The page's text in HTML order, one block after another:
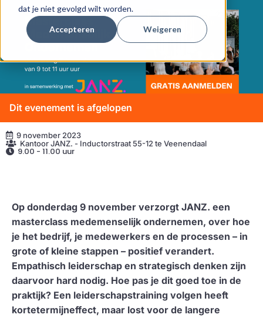
dat je niet gevolgd wilt worden.
Accepteren Weigeren
Dit evenement is afgelopen
9 november 2023
Kantoor JANZ. - Inductorstraat 55-12 te Veenendaal
9.00 - 11.00 uur
Op donderdag 9 november verzorgt JANZ. een
masterclass medemenselijk ondernemen, over hoe
je het bedrijf, je medewerkers en de processen – in
grote of kleine stappen – positief verandert.
Empathisch leiderschap en strategisch denken zijn
daarvoor hard nodig. Hoe pas je dit goed toe in de
praktijk? Een leiderschapstraining volgen heeft
kortetermijneffect, maar lost voor de langere